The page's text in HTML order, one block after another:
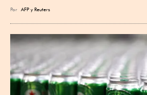
Por AFP yReuters